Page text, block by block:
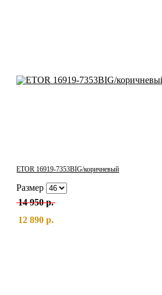
ETOR 16919-7353BIG/коричневый
Размер
14 950 р.
12 890 р.